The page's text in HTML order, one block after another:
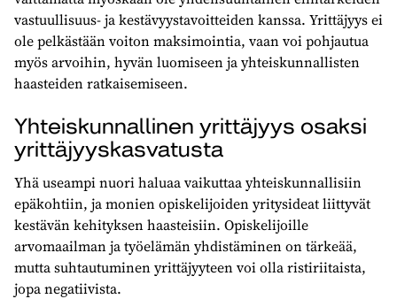
vastuullisuus- ja kestävyystavoitteiden kanssa. Yrittäjyys ei
ole pelkästään voiton maksimointia, vaan voi pohjautua
myös arvoihin, hyvän luomiseen ja yhteiskunnallisten
haasteiden ratkaisemiseen.
Yhteiskunnallinen yrittäjyys osaksi
yrittäjyyskasvatusta
Yhä useampi nuori haluaa vaikuttaa yhteiskunnallisiin
epäkohtiin, ja monien opiskelijoiden yritysideat liittyvät
kestävän kehityksen haasteisiin. Opiskelijoille
arvomaailman ja työelämän yhdistäminen on tärkeää,
mutta suhtautuminen yrittäjyyteen voi olla ristiriitaista,
jopa negatiivista.